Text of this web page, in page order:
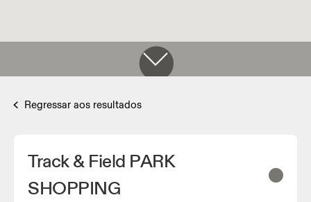
Regressar aos resultados
Track & Field PARK
SHOPPING